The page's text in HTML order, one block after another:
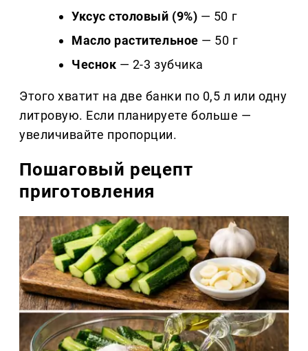
Уксус столовый (9%) — 50 г
Масло растительное — 50 г
Чеснок — 2-3 зубчика
Этого хватит на две банки по 0,5 л или одну
литровую. Если планируете больше —
увеличивайте пропорции.
Пошаговый рецепт
приготовления